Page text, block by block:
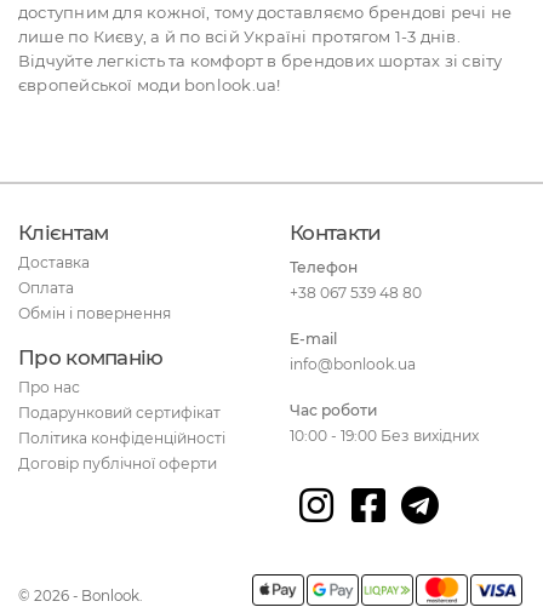
доступним для кожної, тому доставляємо брендові речі не
лише по Києву, а й по всій Україні протягом 1-3 днів.
Відчуйте легкість та комфорт в брендових шортах зі світу
європейської моди bonlook.ua!
Клієнтам
Доставка
Оплата
Обмін і повернення
Про компанію
Про нас
Подарунковий сертифікат
Політика конфіденційності
Договір публічної оферти
Контакти
Телефон
+38 067 539 48 80
E-mail
info@bonlook.ua
Час роботи
10:00 - 19:00 Без вихідних
© 2026 - Bonlook.